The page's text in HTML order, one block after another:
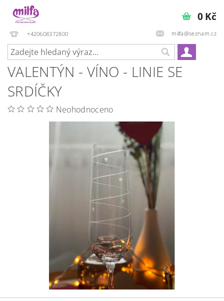
+420608372800 milfa@seznam.cz
0 Kč
VALENTÝN - VÍNO - LINIE SE
SRDÍČKY
Neohodnoceno